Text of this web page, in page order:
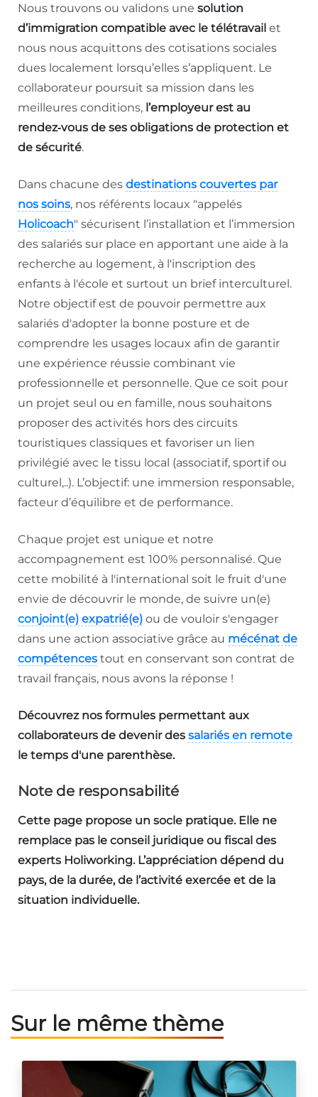
Nous trouvons ou validons une solution
d’immigration compatible avec le télétravail et
nous nous acquittons des cotisations sociales
dues localement lorsqu’elles s’appliquent. Le
collaborateur poursuit sa mission dans les
meilleures conditions, l’employeur est au
rendez‑vous de ses obligations de protection et
de sécurité.
Dans chacune des destinations couvertes par
nos soins, nos référents locaux "appelés
Holicoach" sécurisent l’installation et l’immersion
des salariés sur place en apportant une aide à la
recherche au logement, à l'inscription des
enfants à l'école et surtout un brief interculturel.
Notre objectif est de pouvoir permettre aux
salariés d'adopter la bonne posture et de
comprendre les usages locaux afin de garantir
une expérience réussie combinant vie
professionnelle et personnelle. Que ce soit pour
un projet seul ou en famille, nous souhaitons
proposer des activités hors des circuits
touristiques classiques et favoriser un lien
privilégié avec le tissu local (associatif, sportif ou
culturel,..). L’objectif: une immersion responsable,
facteur d’équilibre et de performance.
Chaque projet est unique et notre
accompagnement est 100% personnalisé. Que
cette mobilité à l'international soit le fruit d'une
envie de découvrir le monde, de suivre un(e)
conjoint(e) expatrié(e) ou de vouloir s'engager
dans une action associative grâce au mécénat de
compétences tout en conservant son contrat de
travail français, nous avons la réponse !
Découvrez nos formules permettant aux
collaborateurs de devenir des salariés en remote
le temps d'une parenthèse.
Note de responsabilité
Cette page propose un socle pratique. Elle ne
remplace pas le conseil juridique ou fiscal des
experts Holiworking. L’appréciation dépend du
pays, de la durée, de l’activité exercée et de la
situation individuelle.
Sur le même thème